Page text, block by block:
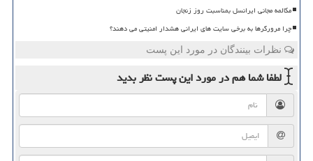
مکالمه مجانی ایرانسل بمناسبت روز زنجان
چرا مرورگرها به برخی سایت های ایرانی هشدار امنیتی می دهند؟
نظرات بینندگان در مورد این پست
لطفا شما همدر مورد این پستنظر بدید